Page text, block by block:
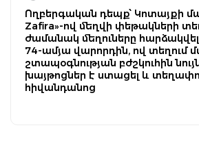
Ողբերգական դեպք՝ Կոտայքի
Zafira»-ով մեղվի փեթակների
ժամանակ մեղուները հարձակվել
74-ամյա վարորդին, ով տեղում
շտապօգնության բժշկուհին
խայթոցներ է ստացել և
հիվանդանոց